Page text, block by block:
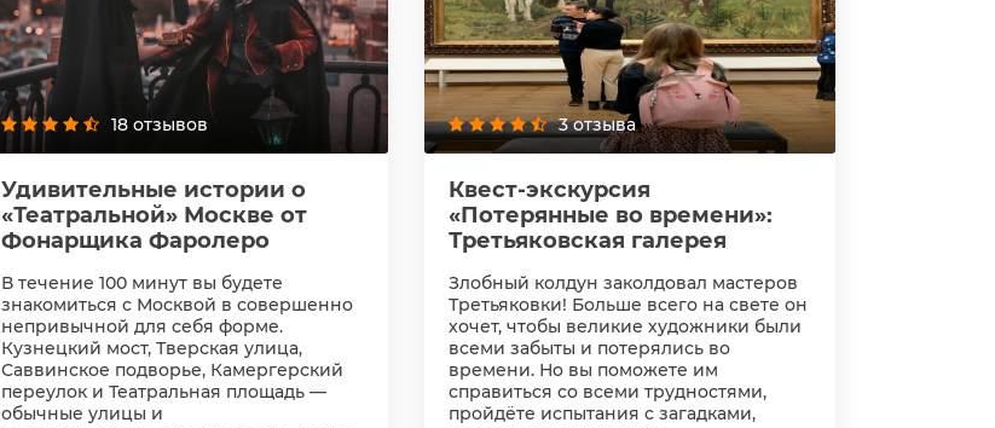
18 отзывов
Удивительные истории о
«Театральной» Москве от
Фонарщика Фаролеро
В течение 100 минут вы будете
знакомиться с Москвой в совершенно
непривычной для себя форме.
Кузнецкий мост, Тверская улица,
Саввинское подворье, Камергерский
переулок и Театральная площадь —
обычные улицы и
3 отзыва
Квест-экскурсия
«Потерянные во времени»:
Третьяковская галерея
Злобный колдун заколдовал мастеров
Третьяковки! Больше всего на свете он
хочет, чтобы великие художники были
всеми забыты и потерялись во
времени. Но вы поможете им
справиться со всеми трудностями,
пройдёте испытания с загадками,